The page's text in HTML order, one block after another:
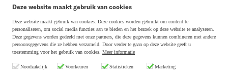
Crypto koopgids
Investeren in crypto
Adverteren
Disclaimer & Privacy
Deze website maakt gebruik van cookies
Deze website maakt gebruik van cookies. Deze cookies worden gebruikt om content te
personaliseren, om social media functies aan te bieden en het bezoek op deze website te analyseren.
Deze gegevens worden gedeeld met onze partners, die deze gegevens kunnen combineren met andere
persoonsgegevens die ze hebben verzameld. Door verder te gaan op deze website geeft u
toestemming voor het gebruik van cookies. Meer informatie
Noodzakelijk Voorkeuren Statistieken Marketing